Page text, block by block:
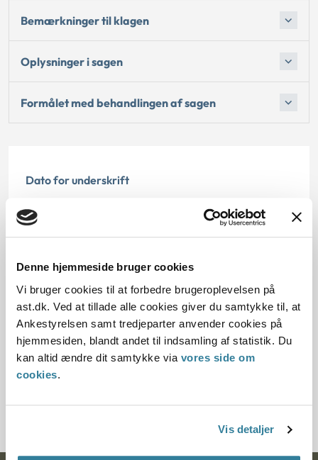
Denne hjemmeside bruger cookies
Vi bruger cookies til at forbedre brugeroplevelsen på
ast.dk. Ved at tillade alle cookies giver du samtykke til, at
Ankestyrelsen samt tredjeparter anvender cookies på
hjemmesiden, blandt andet til indsamling af statistik. Du
kan altid ændre dit samtykke via vores side om
cookies.
Vis detaljer
Bemærkninger til klagen
Oplysninger i sagen
Formålet med behandlingen af sagen
Dato for underskrift
30.11.2010
10.07.2013
Paragraf
§ 5 § 6
Journalnummer
1211153-09